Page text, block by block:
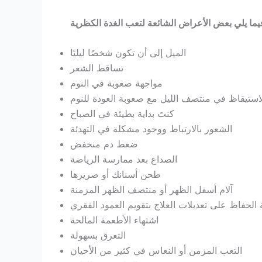
يلي بعض الأعراض الشائعة لت
الميل إلى أن تكون شخصًا ليليًا
تساقط الشعر
مواجهة صعوبة في النوم
في منتصف الليل مع صعوبة العودة للنوم
كنتَ بداية بطيئة في الصباح
الشعور بالارتباط ووجود مشكلة في التهدئة
ضغط دم منخفض
الصداع بعد ممارسة الرياضة
طحن أسنانك أو صريرها
آلام أسفل الظهر أو منتصف الظهر المزمنة
على تعديلات العلاج بتقويم العمود الفقري
اشتهاء الأطعمة المالحة
التعرق بسهولة
التعب المزمن أو النعاس في كثير من الأحيان